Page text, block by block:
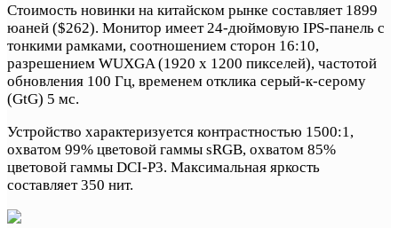
Стоимость новинки на китайском рынке составляет 1899
юаней ($262). Монитор имеет 24-дюймовую IPS-панель с
тонкими рамками, соотношением сторон 16:10,
разрешением WUXGA (1920 x 1200 пикселей), частотой
обновления 100 Гц, временем отклика серый-к-серому
(GtG) 5 мс.
Устройство характеризуется контрастностью 1500:1,
охватом 99% цветовой гаммы sRGB, охватом 85%
цветовой гаммы DCI-P3. Максимальная яркость
составляет 350 нит.